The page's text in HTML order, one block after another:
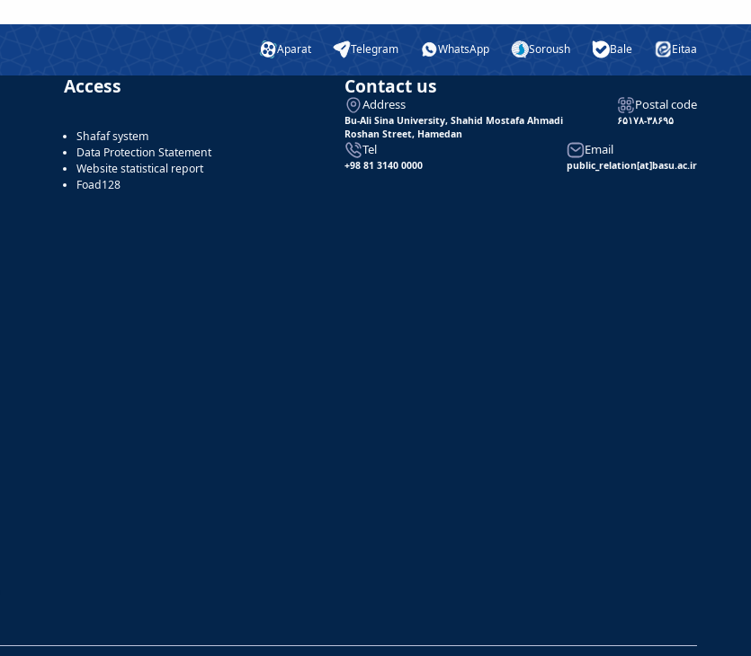
Aparat Telegram WhatsApp Soroush Bale Eitaa
Access
Shafaf system
Data Protection Statement
Website statistical report
Foad128
Contact us
Address
Bu-Ali Sina University, Shahid Mostafa Ahmadi
Roshan Street, Hamedan
Postal code
۶۵۱۷۸-۳۸۶۹۵
Tel
+98 81 3140 0000
Email
public_relation[at]basu.ac.ir